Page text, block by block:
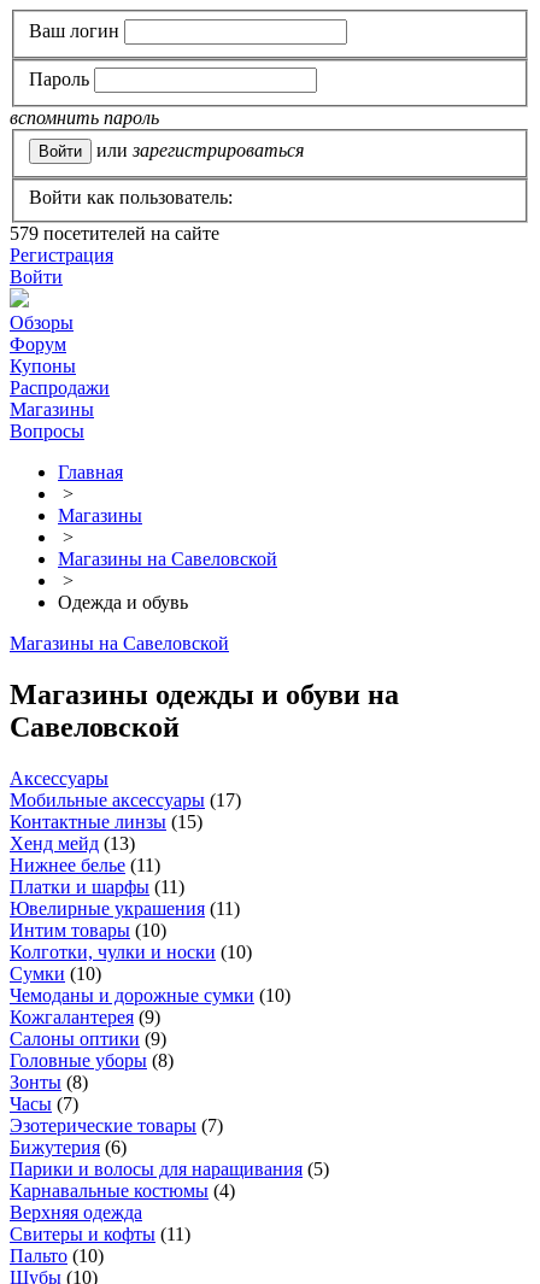
Ваш логин
Пароль
вспомнить пароль
или зарегистрироваться
Войти как пользователь:
579 посетителей на сайте
Регистрация
Войти
Обзоры
Форум
Купоны
Распродажи
Магазины
Вопросы
Главная
>
Магазины
>
Магазины на Савеловской
>
Одежда и обувь
Магазины на Савеловской
Магазины одежды и обуви на
Савеловской
Аксессуары
Мобильные аксессуары (17)
Контактные линзы (15)
Хенд мейд (13)
Нижнее белье (11)
Платки и шарфы (11)
Ювелирные украшения (11)
Интим товары (10)
Колготки, чулки и носки (10)
Сумки (10)
Чемоданы и дорожные сумки (10)
Кожгалантерея (9)
Салоны оптики (9)
Головные уборы (8)
Зонты (8)
Часы (7)
Эзотерические товары (7)
Бижутерия (6)
Парики и волосы для наращивания (5)
Карнавальные костюмы (4)
Верхняя одежда
Свитеры и кофты (11)
Пальто (10)
Шубы (10)